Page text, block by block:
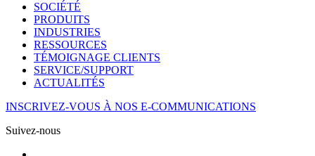
SOCIÉTÉ
PRODUITS
INDUSTRIES
RESSOURCES
TÉMOIGNAGE CLIENTS
SERVICE/SUPPORT
ACTUALITÉS
INSCRIVEZ-VOUS À NOS E-COMMUNICATIONS
Suivez-nous